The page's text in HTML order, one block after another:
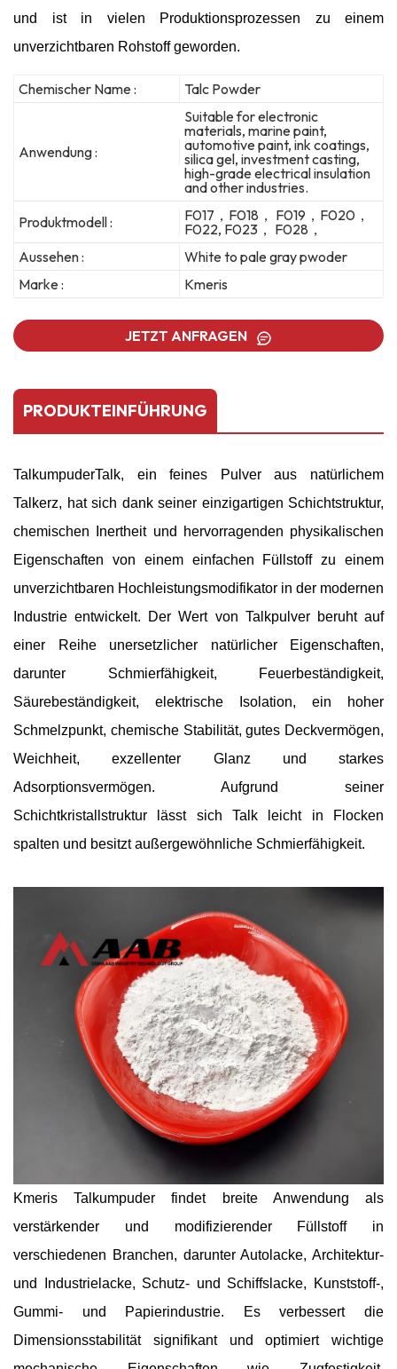
und ist in vielen Produktionsprozessen zu einem
unverzichtbaren Rohstoff geworden.
Chemischer Name : Talc Powder
Anwendung :
Suitable for electronic
materials, marine paint,
automotive paint, ink coatings,
silica gel, investment casting,
high-grade electrical insulation
and other industries.
Produktmodell :
F017，F018， F019，F020，
F022, F023， F028，
Aussehen :
White to pale gray pwoder
Marke :
Kmeris
JETZT ANFRAGEN
PRODUKTEINFÜHRUNG
TalkumpuderTalk, ein feines Pulver aus natürlichem
Talkerz, hat sich dank seiner einzigartigen Schichtstruktur,
chemischen Inertheit und hervorragenden physikalischen
Eigenschaften von einem einfachen Füllstoff zu einem
unverzichtbaren Hochleistungsmodifikator in der modernen
Industrie entwickelt. Der Wert von Talkpulver beruht auf
einer Reihe unersetzlicher natürlicher Eigenschaften,
darunter Schmierfähigkeit, Feuerbeständigkeit,
Säurebeständigkeit, elektrische Isolation, ein hoher
Schmelzpunkt, chemische Stabilität, gutes Deckvermögen,
Weichheit, exzellenter Glanz und starkes
Adsorptionsvermögen. Aufgrund seiner
Schichtkristallstruktur lässt sich Talk leicht in Flocken
spalten und besitzt außergewöhnliche Schmierfähigkeit.
Kmeris Talkumpuder findet breite Anwendung als
verstärkender und modifizierender Füllstoff in
verschiedenen Branchen, darunter Autolacke, Architektur-
und Industrielacke, Schutz- und Schiffslacke, Kunststoff-,
Gummi- und Papierindustrie. Es verbessert die
Dimensionsstabilität signifikant und optimiert wichtige